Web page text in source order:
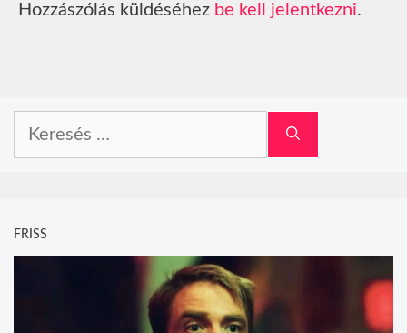
Hozzászólás küldéséhez be kell jelentkezni.
FRISS